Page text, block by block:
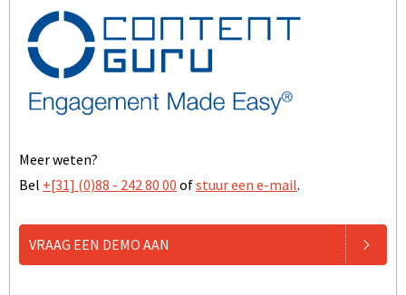
Meer weten?
Bel +[31] (0)88 - 242 80 00 ofstuur een e-mail.
VRAAG EEN DEMO AAN